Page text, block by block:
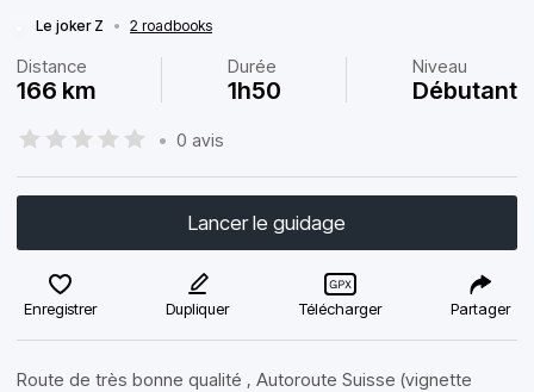
Le joker Z • 2 roadbooks
Distance
166 km
Durée
1h50
Niveau
Débutant
• 0 avis
Lancer le guidage
Enregistrer Dupliquer Télécharger Partager
Route de très bonne qualité , Autoroute Suisse (vignette